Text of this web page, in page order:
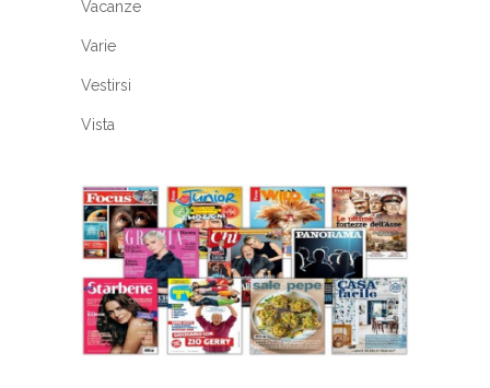
Vacanze
Varie
Vestirsi
Vista